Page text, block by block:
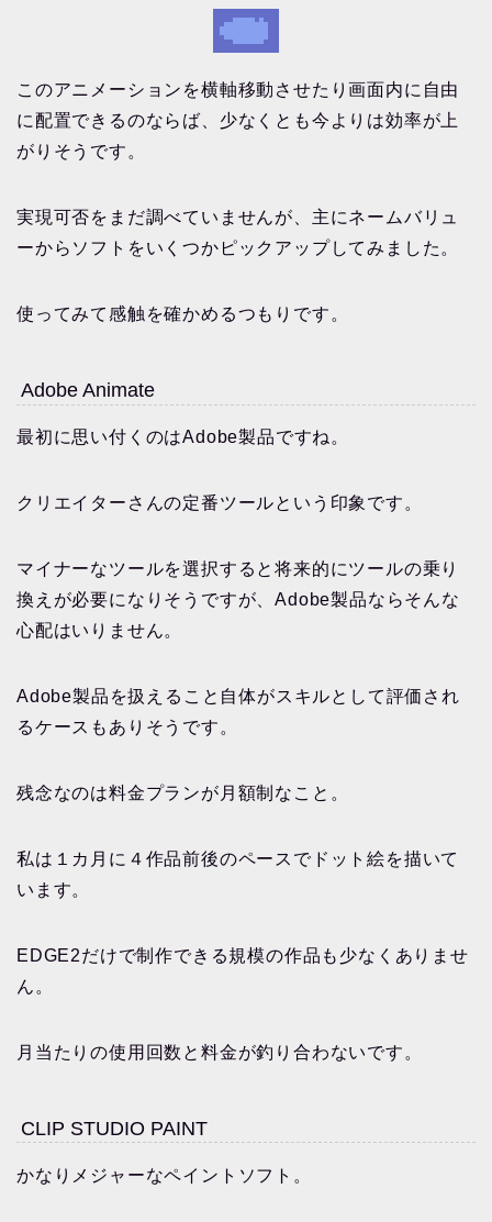
このアニメーションを横軸移動させたり画面内に自由
に配置できるのならば、少なくとも今よりは効率が上
がりそうです。
実現可否をまだ調べていませんが、主にネームバリュ
ーからソフトをいくつかピックアップしてみました。
使ってみて感触を確かめるつもりです。
Adobe Animate
最初に思い付くのはAdobe製品ですね。
クリエイターさんの定番ツールという印象です。
マイナーなツールを選択すると将来的にツールの乗り
換えが必要になりそうですが、Adobe製品ならそんな
心配はいりません。
Adobe製品を扱えること自体がスキルとして評価され
るケースもありそうです。
残念なのは料金プランが月額制なこと。
私は１カ月に４作品前後のペースでドット絵を描いて
います。
EDGE2だけで制作できる規模の作品も少なくありませ
ん。
月当たりの使用回数と料金が釣り合わないです。
CLIP STUDIO PAINT
かなりメジャーなペイントソフト。